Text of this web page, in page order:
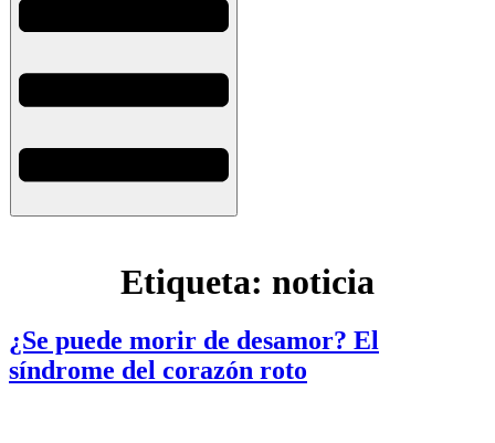
Etiqueta: noticia
¿Se puede morir de desamor? El
síndrome del corazón roto